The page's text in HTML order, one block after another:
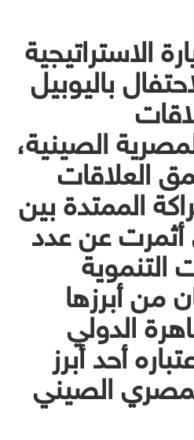
الاستراتيجية
باليوبيل
الصينية،
العلاقات
الممتدة بين
أثمرت عن عدد
من أبرزها
الدولي
أحد أبرز
الصيني